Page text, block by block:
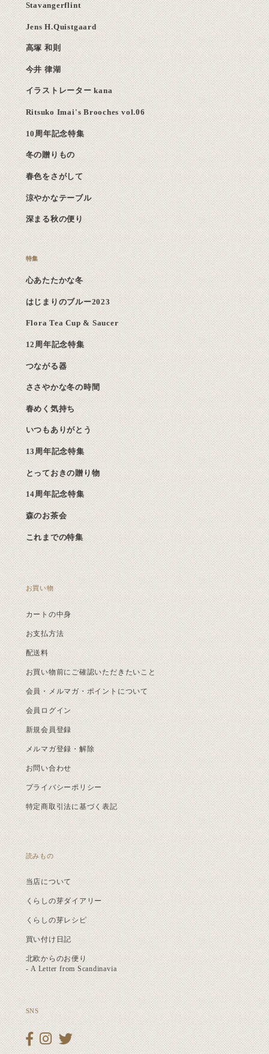
Stavangerflint
Jens H.Quistgaard
高塚 和則
今井 律湖
イラストレーター kana
Ritsuko Imai's Brooches vol.06
10周年記念特集
冬の贈りもの
春色をさがして
涼やかなテーブル
深まる秋の便り
心あたたかな冬
はじまりのブルー2023
Flora Tea Cup & Saucer
12周年記念特集
つながる器
ささやかな冬の時間
春めく気持ち
いつもありがとう
13周年記念特集
とっておきの贈り物
14周年記念特集
森のお茶会
これまでの特集
お買い物
カートの中身
お支払方法
配送料
お買い物前にご確認いただきたいこと
会員・メルマガ・ポイントについて
会員ログイン
新規会員登録
メルマガ登録・解除
お問い合わせ
プライバシーポリシー
特定商取引法に基づく表記
読みもの
当店について
くらしの芽ダイアリー
くらしの芽レシピ
買い付け日記
北欧からのお便り
- A Letter from Scandinavia
SNS